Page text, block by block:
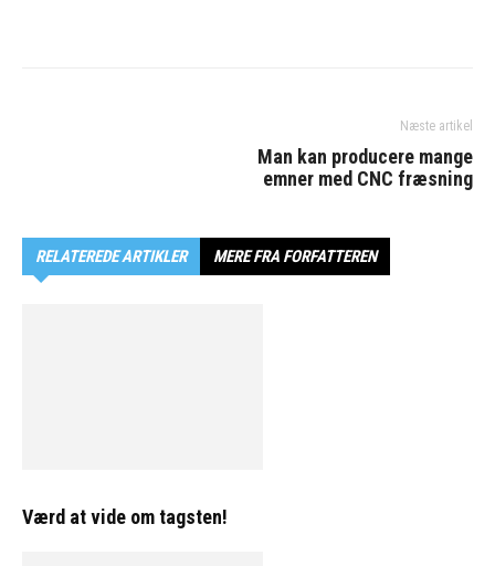
Næste artikel
Man kan producere mange
emner med CNC fræsning
RELATEREDE ARTIKLER MERE FRA FORFATTEREN
Værd at vide om tagsten!